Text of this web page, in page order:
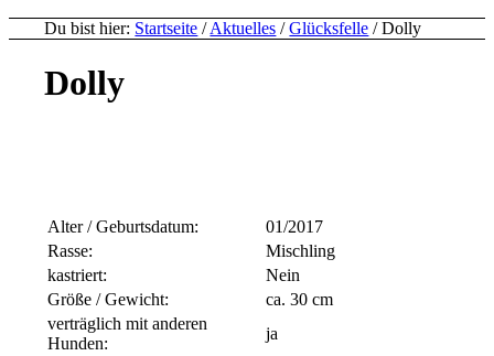
Du bist hier: Startseite / Aktuelles / Glücksfelle / Dolly
Dolly
Alter / Geburtsdatum:
01/2017
Rasse:
Mischling
kastriert:
Nein
Größe / Gewicht:
ca. 30 cm
verträglich mit anderen
Hunden:
ja